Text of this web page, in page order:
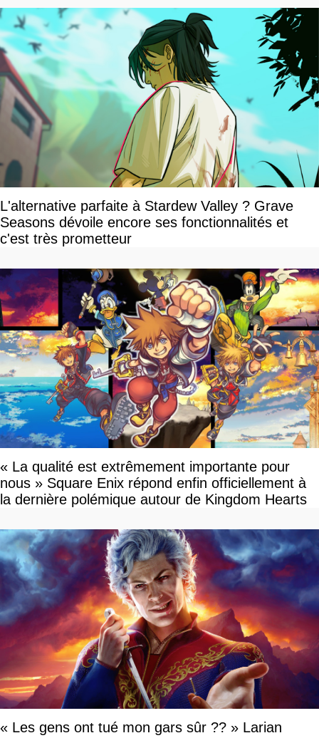
L'alternative parfaite à Stardew Valley ? Grave
Seasons dévoile encore ses fonctionnalités et
c'est très prometteur
« La qualité est extrêmement importante pour
nous » Square Enix répond enfin officiellement à
la dernière polémique autour de Kingdom Hearts
« Les gens ont tué mon gars sûr ?? » Larian